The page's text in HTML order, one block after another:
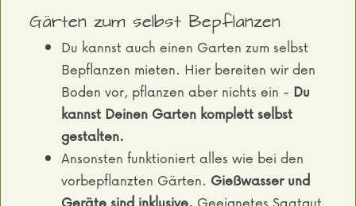
Gärten zum selbst Bepflanzen
Du kannst auch einen Garten zum selbst
Bepflanzen mieten. Hier bereiten wir den
Boden vor, pflanzen aber nichts ein - Du
kannst Deinen Garten komplett selbst
gestalten.
Ansonsten funktioniert alles wie bei den
vorbepflanzten Gärten. Gießwasser und